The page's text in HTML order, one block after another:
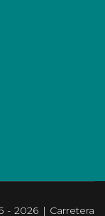
- 2026 | Carretera